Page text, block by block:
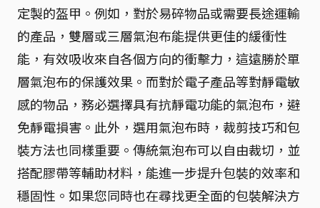
定製的盔甲。例如，對於易碎物品或需要長途運輸
的產品，雙層或三層氣泡布能提供更佳的緩衝性
能，有效吸收來自各個方向的衝擊力，這遠勝於單
層氣泡布的保護效果。而對於電子產品等對靜電敏
感的物品，務必選擇具有抗靜電功能的氣泡布，避
免靜電損害。此外，選用氣泡布時，裁剪技巧和包
裝方法也同樣重要。傳統氣泡布可以自由裁切，並
搭配膠帶等輔助材料，能進一步提升包裝的效率和
穩固性。如果您同時也在尋找更全面的包裝解決方